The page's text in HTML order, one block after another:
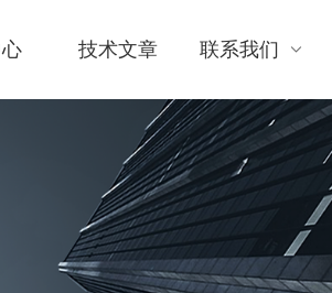
技术文章 联系我们